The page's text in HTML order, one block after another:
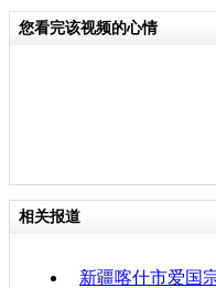
您看完该视频的心情
相关报道
新疆喀什市爱国